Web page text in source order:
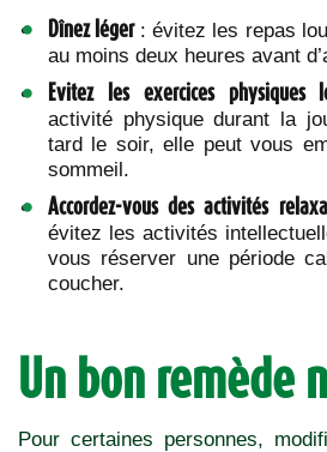
Dînez léger : évitez les repas
au moins deux heures avant
Evitez les exercices physiques
activité physique durant la
tard le soir, elle peut vous
sommeil.
Accordez-vous des activités
évitez les activités
vous réserver une période
coucher.
Un bon remède
Pour certaines personnes,